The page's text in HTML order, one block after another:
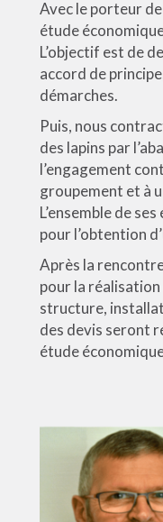
Avec le porteur
étude
L’objectif est de
accord de
démarches.
Puis, nous
des lapins par
l’engagement
groupement et à
L’ensemble de
pour l’obtention
Après la
pour la
structure,
des devis seront
étude